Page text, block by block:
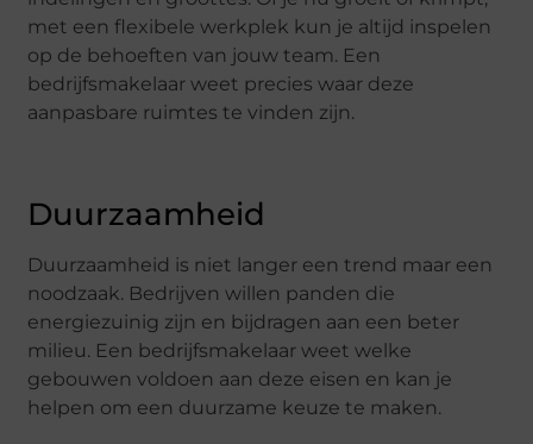
met een flexibele werkplek kun je altijd inspelen
op de behoeften van jouw team. Een
bedrijfsmakelaar weet precies waar deze
aanpasbare ruimtes te vinden zijn.
Duurzaamheid
Duurzaamheid is niet langer een trend maar een
noodzaak. Bedrijven willen panden die
energiezuinig zijn en bijdragen aan een beter
milieu. Een bedrijfsmakelaar weet welke
gebouwen voldoen aan deze eisen en kan je
helpen om een duurzame keuze te maken.